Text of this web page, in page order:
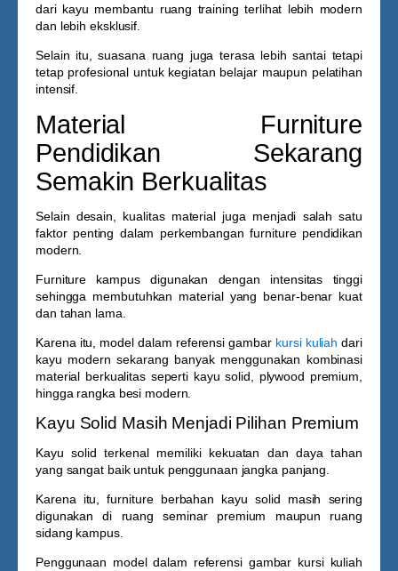
dari kayu membantu ruang training terlihat lebih modern
dan lebih eksklusif.
Selain itu, suasana ruang juga terasa lebih santai tetapi
tetap profesional untuk kegiatan belajar maupun pelatihan
intensif.
Material Furniture
Pendidikan Sekarang
Semakin Berkualitas
Selain desain, kualitas material juga menjadi salah satu
faktor penting dalam perkembangan furniture pendidikan
modern.
Furniture kampus digunakan dengan intensitas tinggi
sehingga membutuhkan material yang benar-benar kuat
dan tahan lama.
Karena itu, model dalam referensigambar kursi kuliah dari
kayu modern sekarang banyak menggunakan kombinasi
material berkualitas seperti kayu solid, plywood premium,
hingga rangka besi modern.
Kayu Solid Masih Menjadi Pilihan Premium
Kayu solid terkenal memiliki kekuatan dan daya tahan
yang sangat baik untuk penggunaan jangka panjang.
Karena itu, furniture berbahan kayu solid masih sering
digunakan di ruang seminar premium maupun ruang
sidang kampus.
Penggunaan model dalam referensi gambar kursi kuliah